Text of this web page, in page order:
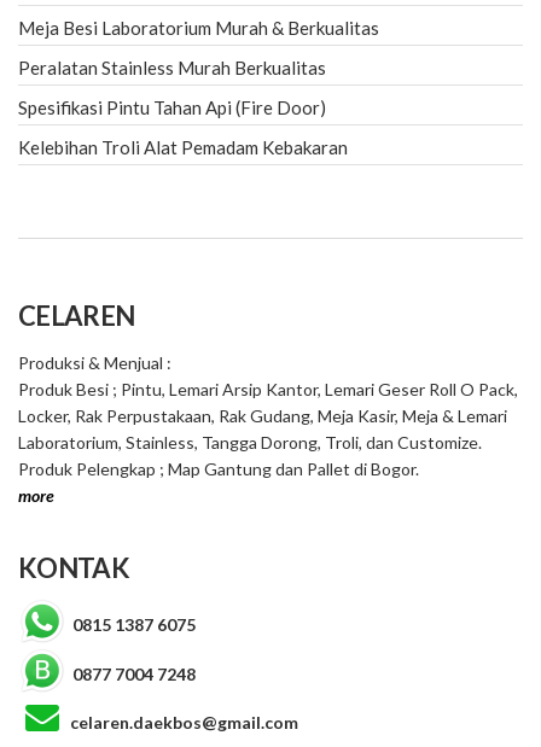
Meja Besi Laboratorium Murah & Berkualitas
Peralatan Stainless Murah Berkualitas
Spesifikasi Pintu Tahan Api (Fire Door)
Kelebihan Troli Alat Pemadam Kebakaran
CELAREN
Produksi & Menjual :
Produk Besi ; Pintu, Lemari Arsip Kantor, Lemari Geser Roll O Pack,
Locker, Rak Perpustakaan, Rak Gudang, Meja Kasir, Meja & Lemari
Laboratorium, Stainless, Tangga Dorong, Troli, dan Customize.
Produk Pelengkap ; Map Gantung dan Pallet di Bogor.
more
KONTAK
0815 1387 6075
0877 7004 7248
celaren.daekbos@gmail.com